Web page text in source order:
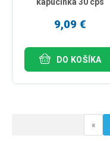
9,09 €
DO KOŠÍKA
«